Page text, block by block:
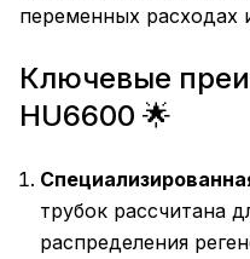
переменных расходах
Ключевые
HU6600 🌟
трубок рассчитана
распределения